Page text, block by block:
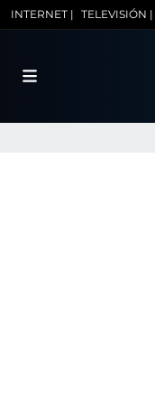
INTERNET | TELEVISIÓN |